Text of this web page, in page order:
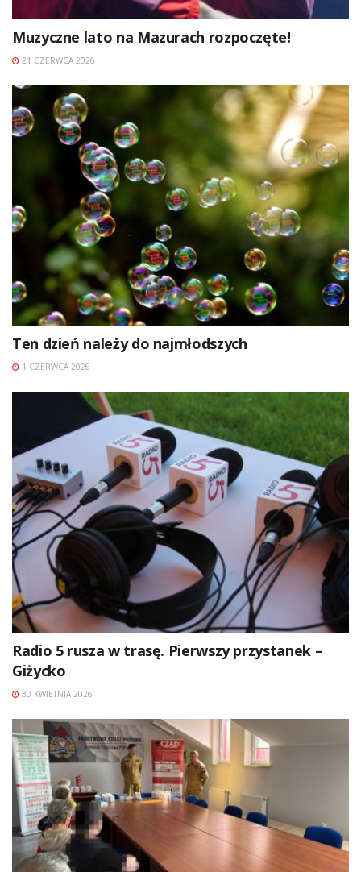
Muzyczne lato na Mazurach rozpoczęte!
21 CZERWCA 2026
Ten dzień należy do najmłodszych
1 CZERWCA 2026
Radio 5 rusza w trasę. Pierwszy przystanek –
Giżycko
30 KWIETNIA 2026